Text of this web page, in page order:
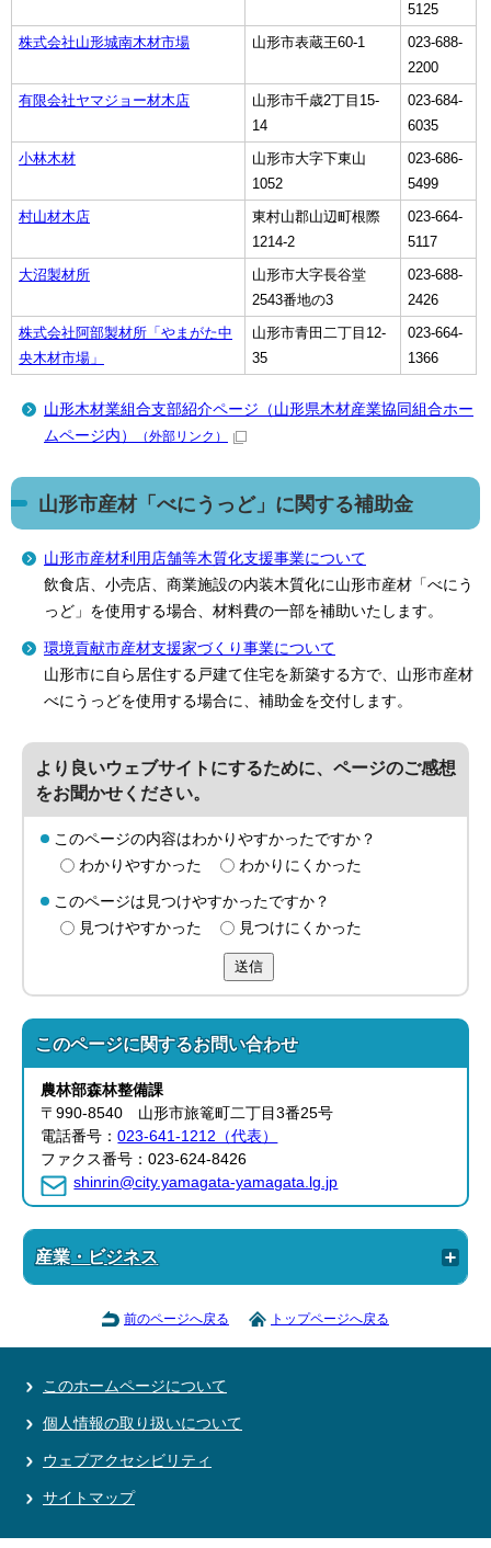
5125
株式会社山形城南木材市場
山形市表蔵王60-1
023-688-
2200
有限会社ヤマジョー材木店
山形市千歳2丁目15-
14
023-684-
6035
小林木材
山形市大字下東山
1052
023-686-
5499
村山材木店
東村山郡山辺町根際
1214-2
023-664-
5117
大沼製材所
山形市大字長谷堂
2543番地の3
023-688-
2426
株式会社阿部製材所「やまがた中
央木材市場」
山形市青田二丁目12-
35
023-664-
1366
山形木材業組合支部紹介ページ（山形県木材産業協同組合ホー
ムページ内）
（外部リンク）
山形市産材「べにうっど」に関する補助金
山形市産材利用店舗等木質化支援事業について
飲食店、小売店、商業施設の内装木質化に山形市産材「べにう
っど」を使用する場合、材料費の一部を補助いたします。
環境貢献市産材支援家づくり事業について
山形市に自ら居住する戸建て住宅を新築する方で、山形市産材
べにうっどを使用する場合に、補助金を交付します。
より良いウェブサイトにするために、ページのご感想
をお聞かせください。
このページの内容はわかりやすかったですか？
わかりやすかった
わかりにくかった
このページは見つけやすかったですか？
見つけやすかった
見つけにくかった
送信
このページに関するお問い合わせ
農林部森林整備課
〒990-8540 山形市旅篭町二丁目3番25号
電話番号：023-641-1212（代表）
ファクス番号：023-624-8426
shinrin@city.yamagata-yamagata.lg.jp
産業・ビジネス
前のページへ戻る トップページへ戻る
このホームページについて
個人情報の取り扱いについて
ウェブアクセシビリティ
サイトマップ